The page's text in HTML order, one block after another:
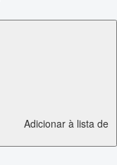
Adicionar à lista de